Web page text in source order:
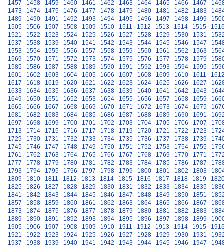
1457 1458 1459 1460 1461 1462 1463 1464 1465 1466 1467
1473
1474 1475 1476 1477 1478 1479 1480 1481 1482 1483
1489
1490 1491 1492 1493 1494 1495 1496 1497 1498 1499
1505
1506 1507 1508 1509 1510 1511 1512 1513 1514 1515
1521
1522 1523 1524 1525 1526 1527 1528 1529 1530 1531
1537
1538 1539 1540 1541 1542 1543 1544 1545 1546 1547
1553
1554 1555 1556 1557 1558 1559 1560 1561 1562 1563
1569
1570 1571 1572 1573 1574 1575 1576 1577 1578 1579
1585
1586 1587 1588 1589 1590 1591 1592 1593 1594 1595
1601
1602 1603 1604 1605 1606 1607 1608 1609 1610 1611
1617
1618 1619 1620 1621 1622 1623 1624 1625 1626 1627
1633
1634 1635 1636 1637 1638 1639 1640 1641 1642 1643
1649
1650 1651 1652 1653 1654 1655 1656 1657 1658 1659
1665
1666 1667 1668 1669 1670 1671 1672 1673 1674 1675
1681
1682 1683 1684 1685 1686 1687 1688 1689 1690 1691
1697
1698 1699 1700 1701 1702 1703 1704 1705 1706 1707
1713
1714 1715 1716 1717 1718 1719 1720 1721 1722 1723
1729
1730 1731 1732 1733 1734 1735 1736 1737 1738 1739
1745
1746 1747 1748 1749 1750 1751 1752 1753 1754 1755
1761
1762 1763 1764 1765 1766 1767 1768 1769 1770 1771
1777
1778 1779 1780 1781 1782 1783 1784 1785 1786 1787
1793
1794 1795 1796 1797 1798 1799 1800 1801 1802 1803
1809
1810 1811 1812 1813 1814 1815 1816 1817 1818 1819
1825
1826 1827 1828 1829 1830 1831 1832 1833 1834 1835
1841
1842 1843 1844 1845 1846 1847 1848 1849 1850 1851
1857
1858 1859 1860 1861 1862 1863 1864 1865 1866 1867
1873
1874 1875 1876 1877 1878 1879 1880 1881 1882 1883
1889
1890 1891 1892 1893 1894 1895 1896 1897 1898 1899
1905
1906 1907 1908 1909 1910 1911 1912 1913 1914 1915
1921
1922 1923 1924 1925 1926 1927 1928 1929 1930 1931
1937
1938 1939 1940 1941 1942 1943 1944 1945 1946 1947